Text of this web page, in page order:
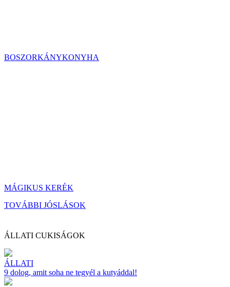
BOSZORKÁNYKONYHA
MÁGIKUS KERÉK
TOVÁBBI JÓSLÁSOK
ÁLLATI CUKISÁGOK
ÁLLATI
9 dolog, amit soha ne tegyél a kutyáddal!